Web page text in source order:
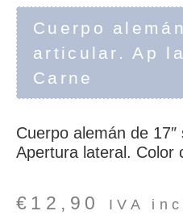
Cuerpo
articular. Ap
Carne
Cuerpo alemán de
Apertura lateral. Color
€ 12,90 IVA